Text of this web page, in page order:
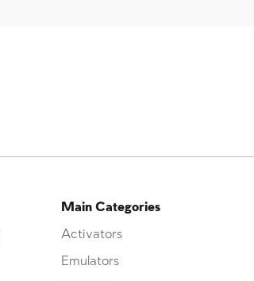
Main Categories
Activators
Emulators